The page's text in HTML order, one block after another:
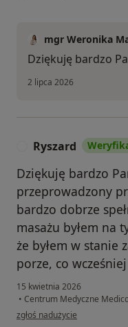
mgr Weronika
Dziękuję bardzo
2 lipca 2026
Ryszard
Dziękuję bardzo
przeprowadzony
bardzo dobrze
masażu byłem na
że byłem w stanie
porze, co
15 kwietnia 2026
• Centrum Medyczne
w opinii użytkownika Ryszard
zgłoś nadużycie